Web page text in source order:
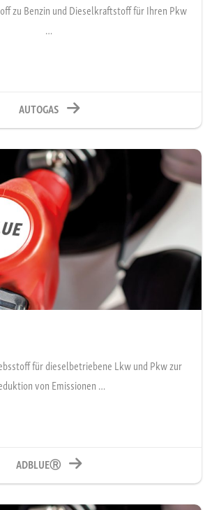
zu Benzin und Dieselkraftstoff für Ihren Pkw
…
AUTOGAS
für dieselbetriebene Lkw und Pkw zur
von Emissionen …
ADBLUEⓇ